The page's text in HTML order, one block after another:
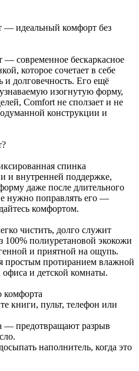
— идеальный комфорт без
— современное бескаркасное
которое сочетает в себе
долговечность. Его ещё
изогнутую форму,
Comfort не сползает и не
конструкции и
спинка
и внутренней поддержке,
даже после длительного
нужно поправлять его —
комфортом.
чистить, долго служит
полиуретановой экокожи
и приятной на ощупь.
простым протиранием влажной
и детской комнаты.
комфорта
книги, пульт, телефон или
— предотвращают разрыв
наполнитель, когда это